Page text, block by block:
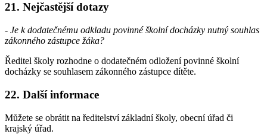
21. Nejčastější dotazy
- Je k dodatečnému odkladu povinné školní docházky nutný souhlas
zákonného zástupce žáka?
Ředitel školy rozhodne o dodatečném odložení povinné školní
docházky se souhlasem zákonného zástupce dítěte.
22. Další informace
Můžete se obrátit na ředitelství základní školy, obecní úřad či
krajský úřad.